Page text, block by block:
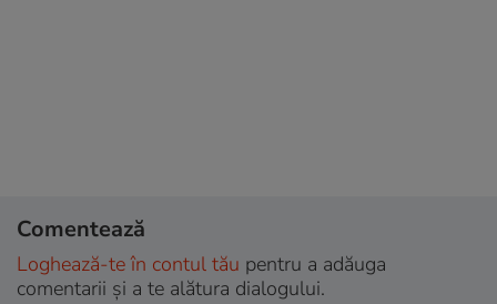
Comentează
Loghează-te în contul tău pentru a adăuga
comentarii și a te alătura dialogului.